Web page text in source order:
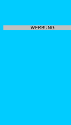
WERBUNG